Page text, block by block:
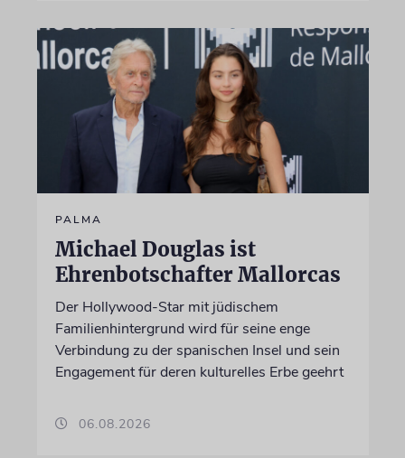
PALMA
Michael Douglas ist
Ehrenbotschafter Mallorcas
Der Hollywood-Star mit jüdischem
Familienhintergrund wird für seine enge
Verbindung zu der spanischen Insel und sein
Engagement für deren kulturelles Erbe geehrt
06.08.2026